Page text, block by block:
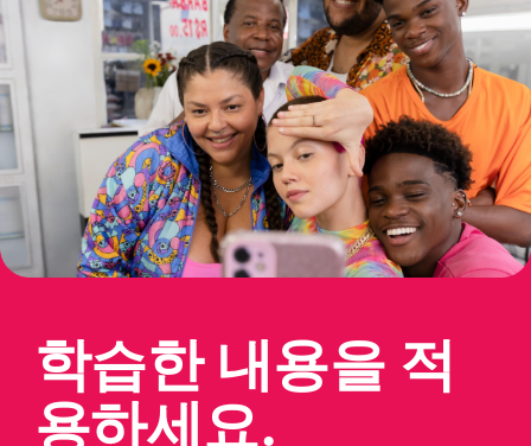
학습한 내용을 적
용하세요.